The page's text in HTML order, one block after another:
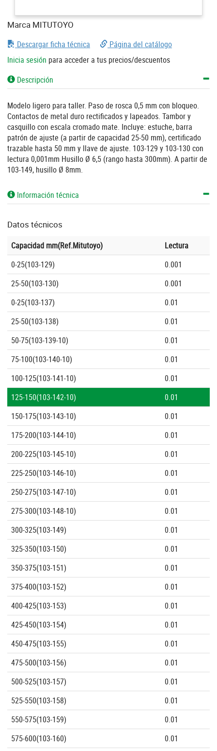
Marca MITUTOYO
Descargar ficha técnica
Página del catálogo
Inicia sesión para acceder a tus precios/descuentos
Descripción
Modelo ligero para taller. Paso de rosca 0,5 mm con bloqueo.
Contactos de metal duro rectificados y lapeados. Tambor y
casquillo con escala cromado mate. Incluye: estuche, barra
patrón de ajuste (a partir de capacidad 25-50 mm), certificado
trazable hasta 50 mm y llave de ajuste. 103-129 y 103-130 con
lectura 0,001mm Husillo Ø 6,5 (rango hasta 300mm). A partir de
103-149, husillo Ø 8mm.
Información técnica
Datos técnicos
Capacidad mm(Ref.Mitutoyo)
Lectura
0-25(103-129)
0.001
25-50(103-130)
0.001
0-25(103-137)
0.01
25-50(103-138)
0.01
50-75(103-139-10)
0.01
75-100(103-140-10)
0.01
100-125(103-141-10)
0.01
125-150(103-142-10)
0.01
150-175(103-143-10)
0.01
175-200(103-144-10)
0.01
200-225(103-145-10)
0.01
225-250(103-146-10)
0.01
250-275(103-147-10)
0.01
275-300(103-148-10)
0.01
300-325(103-149)
0.01
325-350(103-150)
0.01
350-375(103-151)
0.01
375-400(103-152)
0.01
400-425(103-153)
0.01
425-450(103-154)
0.01
450-475(103-155)
0.01
475-500(103-156)
0.01
500-525(103-157)
0.01
525-550(103-158)
0.01
550-575(103-159)
0.01
575-600(103-160)
0.01